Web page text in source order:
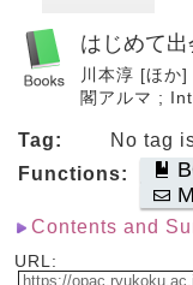
はじめて
川本淳 [ほ
閣アルマ ;
Tag:
No tag
Functions:
Contents and
URL: